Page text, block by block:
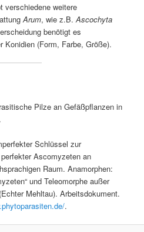
verschiedene weitere
Arum, wie z.B.Ascochyta
benötigt es
Konidien (Form, Farbe, Größe).
Pilze an Gefäßpflanzen in
Schlüssel zur
Ascomyzeten an
Raum. Anamorphen:
und Teleomorphe außer
Mehltau). Arbeitsdokument.
.